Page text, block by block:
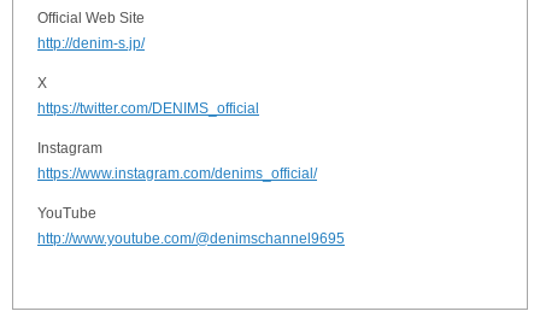
Official Web Site
http://denim-s.jp/
X
https://twitter.com/DENIMS_official
Instagram
https://www.instagram.com/denims_official/
YouTube
http://www.youtube.com/@denimschannel9695